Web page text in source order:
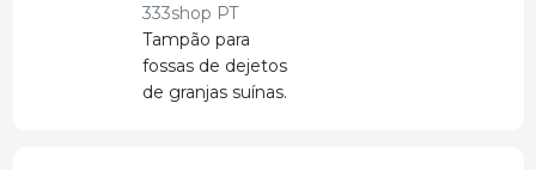
333shop PT
Tampão para
fossas de dejetos
de granjas suínas.